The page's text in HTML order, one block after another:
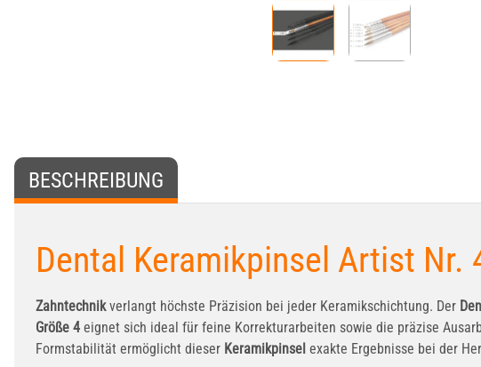
BESCHREIBUNG
Dental Keramikpinsel Artist
Zahntechnikverlangt höchste Präzision bei jeder Keramikschichtung. Der
Größe 4 eignet sich ideal für feine Korrekturarbeiten sowie die präzise
Formstabilität ermöglicht dieser Keramikpinsel exakte Ergebnisse bei der